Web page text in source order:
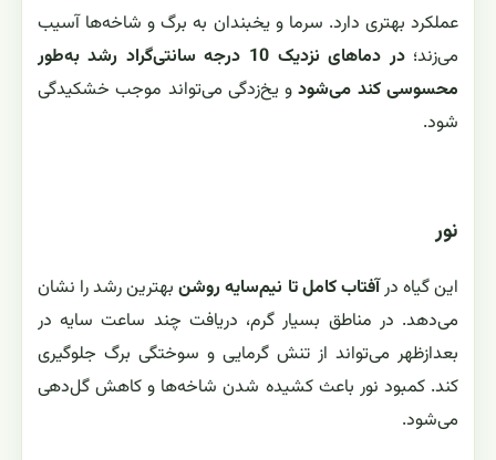
عملکرد بهتری دارد. سرما و یخبندان به برگ و شاخه‌ها آسیب
می‌زند؛
در دماهای نزدیک 10 درجه سانتی‌گراد رشد به‌طور
محسوسی کند می‌شودو یخ‌زدگی می‌تواند موجب خشکیدگی
شود.
نور
این گیاه درآفتاب کامل تا نیم‌سایه روشنبهترین رشد را نشان
می‌دهد. در مناطق بسیار گرم، دریافت چند ساعت سایه در
بعدازظهر می‌تواند از تنش گرمایی و سوختگی برگ جلوگیری
کند. کمبود نور باعث کشیده شدن شاخه‌ها و کاهش گل‌دهی
می‌شود.